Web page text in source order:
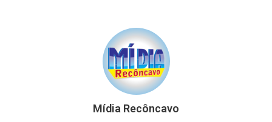
Mídia Recôncavo